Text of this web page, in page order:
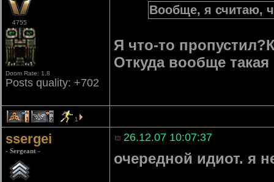
4755
Doom Rate: 1.8
Posts quality: +702
Вообще, я считаю,
Я что-то
Откуда вообще
1 2 1
ssergei
- Sergeant -
26.12.07 10:07:37
очередной идиот. я